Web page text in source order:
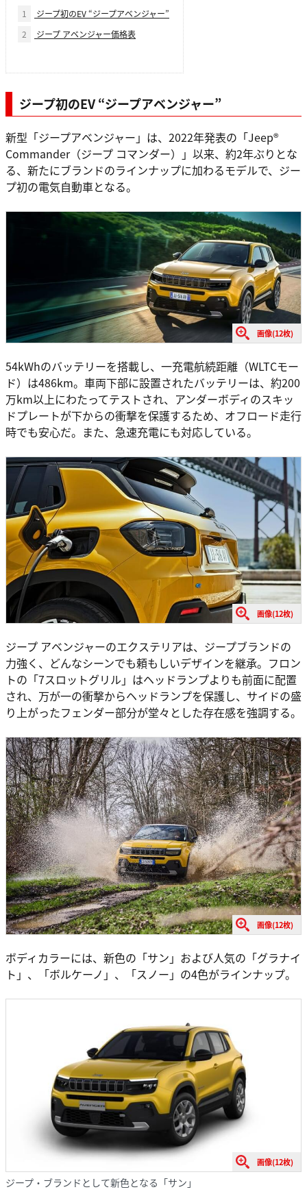
1
ジープ初のEV “ジープアベンジャー”
2
ジープ アベンジャー価格表
ジープ初のEV “ジープアベンジャー”
新型「ジープアベンジャー」は、2022年発表の「Jeep®
Commander（ジープ コマンダー）」以来、約2年ぶりとな
る、新たにブランドのラインナップに加わるモデルで、ジー
プ初の電気自動車となる。
画像(12枚)
54kWhのバッテリーを搭載し、一充電航続距離（WLTCモー
ド）は486km。車両下部に設置されたバッテリーは、約200
万km以上にわたってテストされ、アンダーボディのスキッ
ドプレートが下からの衝撃を保護するため、オフロード走行
時でも安心だ。また、急速充電にも対応している。
画像(12枚)
ジープ アベンジャーのエクステリアは、ジープブランドの
力強く、どんなシーンでも頼もしいデザインを継承。フロン
トの「7スロットグリル」はヘッドランプよりも前面に配置
され、万が一の衝撃からヘッドランプを保護し、サイドの盛
り上がったフェンダー部分が堂々とした存在感を強調する。
画像(12枚)
ボディカラーには、新色の「サン」および人気の「グラナイ
ト」、「ボルケーノ」、「スノー」の4色がラインナップ。
画像(12枚)
ジープ・ブランドとして新色となる「サン」